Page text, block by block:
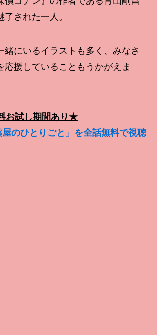
された一人。
緒にいるイラストも多く、みなさ
応援していることもうかがえま
お試し期間あり★
のひとりごと」を全話無料で視聴